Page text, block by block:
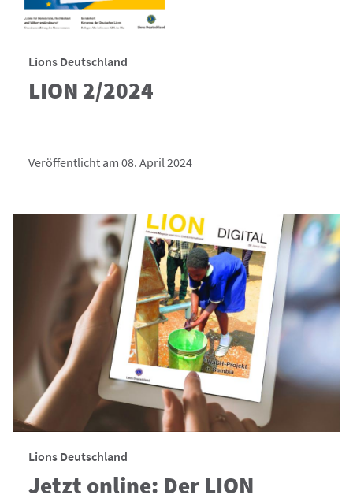
Lions Deutschland
LION 2/2024
Veröffentlicht am 08. April 2024
Lions Deutschland
Jetzt online: Der LION